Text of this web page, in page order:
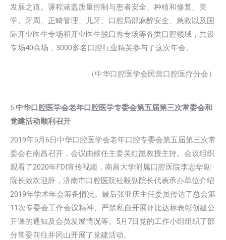
发展之道。课程涵盖质量控制与患者安全、种植和修复、美
学、牙周、正畸管理、儿牙、口腔局部麻醉安全、急救以及国
际开业医生专场和开业医生脱口秀专场等各类口腔领域，共设
专场40余场，3000多名口腔行业精英参与了这次年会。
（中华口腔医学会民营口腔医疗分会）
5.中华口腔医学会老年口腔医学专委会第五届第三次常委会和
党建活动顺利召开
2019年5月6日中华口腔医学会老年口腔专委会第五届第三次常
委会在南昌召开，会议由候任主委吴红崑教授主持。会议组织
观看了2020年FDI宣传视频，南昌大学附属口腔医院李志华副
院长致欢迎辞，济南市口腔医院杜毅副院长代表承办单位介绍
2019年学术年会筹备情况。最后张亚庆主任委员传达了总会第
11次专委会工作会议精神、严禁私自开展评比达标表彰创建公
开课的通知及会员发展情况等。5月7日党的工作小组组织了部
分常委前往井冈山开展了党建活动。